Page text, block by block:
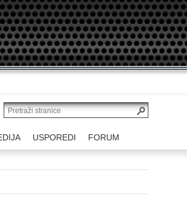
USPOREDI FORUM